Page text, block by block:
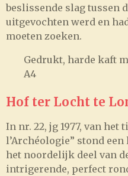
beslissende slag tussen
uitgevochten werd en
moeten zoeken.
Gedrukt, harde kaft
A4
Hof ter Locht te
In nr. 22, jg 1977, van
l’Archéologie” stond
het noordelijk deel van
intrigerende, perfect